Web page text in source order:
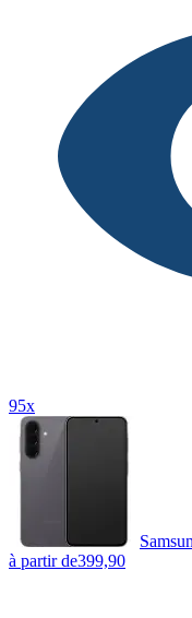
95x
à partir de399,90